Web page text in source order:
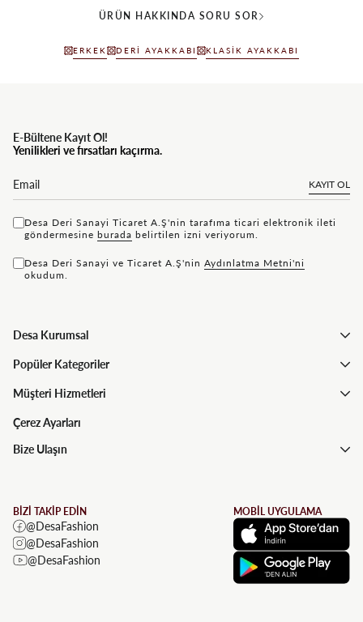
ÜRÜN HAKKINDA SORU SOR
ERKEK DERI AYAKKABI KLASIK AYAKKABI
E-Bültene Kayıt Ol!
Yenilikleri ve fırsatları kaçırma.
KAYIT OL
Desa Deri Sanayi Ticaret A.Ş'nin tarafıma ticari elektronik ileti
göndermesine bu rada belirtilen izni veriyorum.
Desa Deri Sanayi ve Ticaret A.Ş'nin Aydınlatma Metni'ni
okudum.
Desa Kurumsal
Popüler Kategoriler
Müşteri Hizmetleri
Çerez Ayarları
Bize Ulaşın
BİZİ TAKİP EDİN
@DesaFashion
@DesaFashion
@DesaFashion
MOBİL UYGULAMA